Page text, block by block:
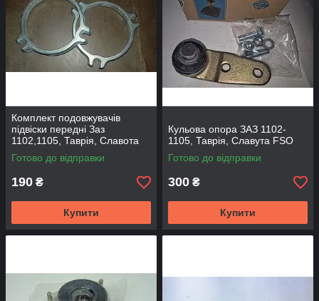
Комплект подовжувачів
підвіски передні Заз
1102,1105, Таврія, Славота
Готово до відправки
190 ₴
Купити
Кульова опора ЗАЗ 1102-
1105, Таврія, Славута FSO
Готово до відправки
300 ₴
Купити